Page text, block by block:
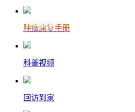
肿瘤康复手册
科普视频
回访到家